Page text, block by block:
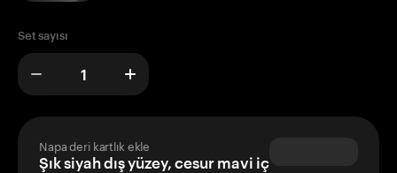
Set sayısı
Napa deri kartlık ekle
Şık siyah dış yüzey, cesur mavi iç